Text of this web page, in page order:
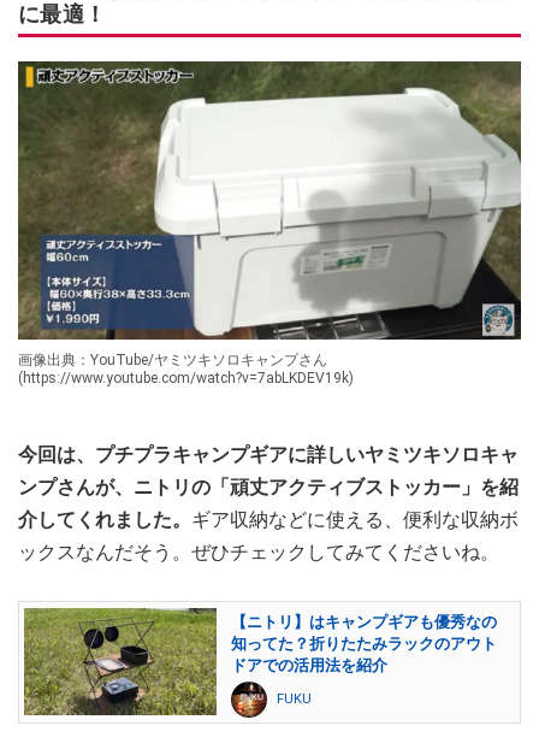
に最適！
画像出典：YouTube/ヤミツキソロキャンプさん
(https://www.youtube.com/watch?v=7abLKDEV19k)
今回は、プチプラキャンプギアに詳しいヤミツキソロキャ
ンプさんが、ニトリの「頑丈アクティブストッカー」を紹
介してくれました。 ギア収納などに使える、便利な収納ボ
ックスなんだそう。ぜひチェックしてみてくださいね。
【ニトリ】はキャンプギアも優秀なの
知ってた？折りたたみラックのアウト
ドアでの活用法を紹介
FUKU